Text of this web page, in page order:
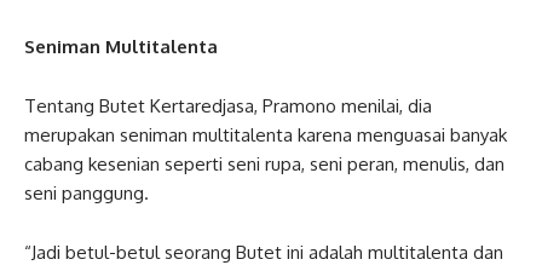
Seniman Multitalenta
Tentang Butet Kertaredjasa, Pramono menilai, dia
merupakan seniman multitalenta karena menguasai banyak
cabang kesenian seperti seni rupa, seni peran, menulis, dan
seni panggung.
“Jadi betul-betul seorang Butet ini adalah multitalenta dan